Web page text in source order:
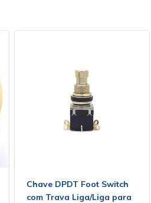
Chave DPDT Foot Switch
com Trava Liga/Liga para